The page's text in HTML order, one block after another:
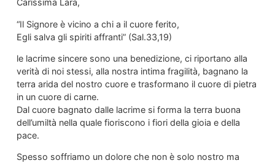
Carissima Lara,
“Il Signore è vicino a chi a il cuore ferito,
Egli salva gli spiriti affranti” (Sal.33,19)
le lacrime sincere sono una benedizione, ci riportano alla
verità di noi stessi, alla nostra intima fragilità, bagnano la
terra arida del nostro cuore e trasformano il cuore di pietra
in un cuore di carne.
Dal cuore bagnato dalle lacrime si forma la terra buona
dell’umiltà nella quale fioriscono i fiori della gioia e della
pace.
Spesso soffriamo un dolore che non è solo nostro ma